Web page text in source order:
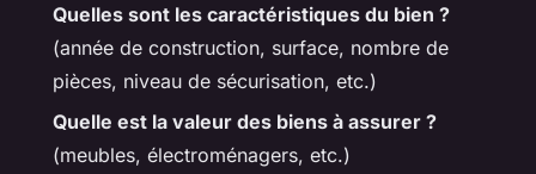
Quelles sont les caractéristiques du bien ?
(année de construction, surface, nombre de
pièces, niveau de sécurisation, etc.)
Quelle est la valeur des biens à assurer ?
(meubles, électroménagers, etc.)